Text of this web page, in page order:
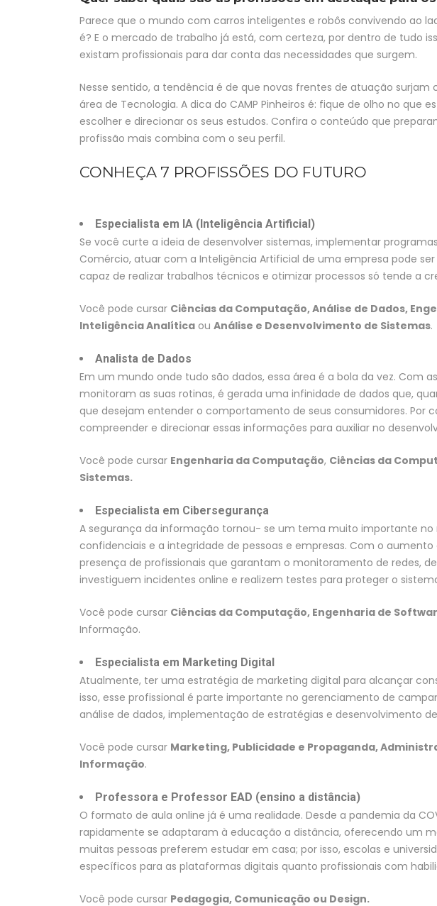
Parece que o mundo com carros inteligentes e robôs convivendo ao
é? E o mercado de trabalho já está, com certeza, por dentro de tudo
existam profissionais para dar conta das necessidades que surgem.
Nesse sentido, a tendência é de que novas frentes de atuação
área de Tecnologia. A dica do CAMP Pinheiros é: fique de olho no que
escolher e direcionar os seus estudos. Confira o conteúdo que
profissão mais combina com o seu perfil.
CONHEÇA 7 PROFISSÕES DO FUTURO
Especialista em IA (Inteligência Artificial)
Se você curte a ideia de desenvolver sistemas, implementar
Comércio, atuar com a Inteligência Artificial de uma empresa pode
capaz de realizar trabalhos técnicos e otimizar processos só tende a
Você pode cursar Ciências da Computação, Análise de Dados,
Inteligência Analítica ou Análise e Desenvolvimento de Sistemas.
Analista de Dados
Em um mundo onde tudo são dados, essa área é a bola da vez. Com
monitoram as suas rotinas, é gerada uma infinidade de dados que,
que desejam entender o comportamento de seus consumidores. Por
compreender e direcionar essas informações para auxiliar no
Você pode cursar Engenharia da Computação, Ciências da
Sistemas.
Especialista em Cibersegurança
A segurança da informação tornou- se um tema muito importante
confidenciais e a integridade de pessoas e empresas. Com o
presença de profissionais que garantam o monitoramento de redes,
investiguem incidentes online e realizem testes para proteger o
Você pode cursar Ciências da Computação, Engenharia de
Informação.
Especialista em Marketing Digital
Atualmente, ter uma estratégia de marketing digital para alcançar
isso, esse profissional é parte importante no gerenciamento de
análise de dados, implementação de estratégias e desenvolvimento
Você pode cursar Marketing, Publicidade e Propaganda,
Informação.
Professora e Professor EAD (ensino a distância)
O formato de aula online já é uma realidade. Desde a pandemia da
rapidamente se adaptaram à educação a distância, oferecendo um
muitas pessoas preferem estudar em casa; por isso, escolas e
específicos para as plataformas digitais quanto profissionais com
Você pode cursar Pedagogia, Comunicação ou Design.